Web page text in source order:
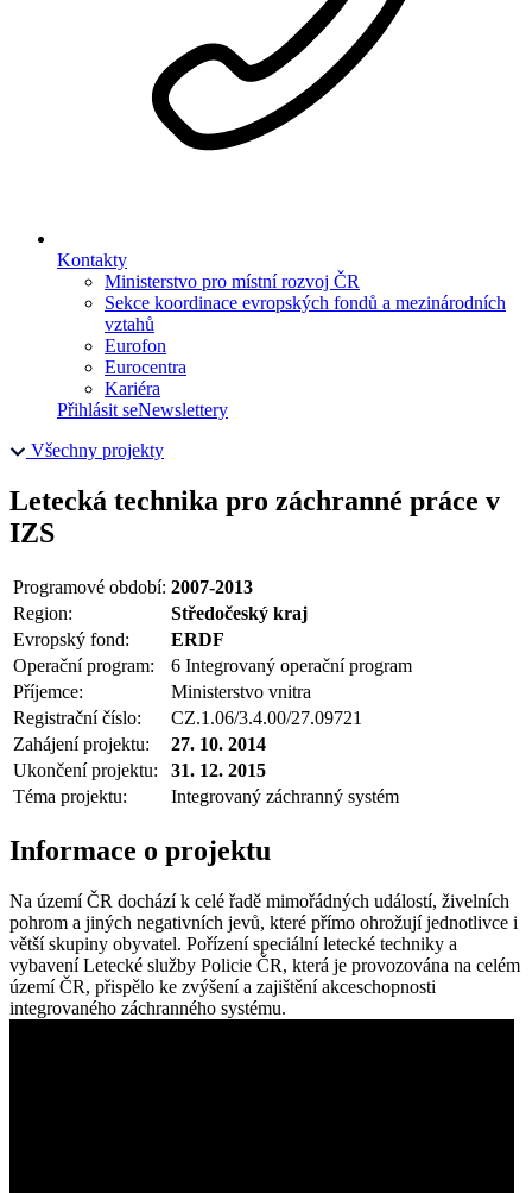
Kontakty
Ministerstvo pro místní rozvoj ČR
Sekce koordinace evropských fondů a mezinárodních
vztahů
Eurofon
Eurocentra
Kariéra
Přihlásit seNewslettery
Všechny projekty
Letecká technika pro záchranné práce v
IZS
Programové období: 2007-2013
Region:
Středočeský kraj
Evropský fond:
ERDF
Operační program:
6 Integrovaný operační program
Příjemce:
Ministerstvo vnitra
Registrační číslo:
CZ.1.06/3.4.00/27.09721
Zahájení projektu:
27. 10. 2014
Ukončení projektu:
31. 12. 2015
Téma projektu:
Integrovaný záchranný systém
Informace o projektu
Na území ČR dochází k celé řadě mimořádných událostí, živelních
pohrom a jiných negativních jevů, které přímo ohrožují jednotlivce i
větší skupiny obyvatel. Pořízení speciální letecké techniky a
vybavení Letecké služby Policie ČR, která je provozována na celém
území ČR, přispělo ke zvýšení a zajištění akceschopnosti
integrovaného záchranného systému.